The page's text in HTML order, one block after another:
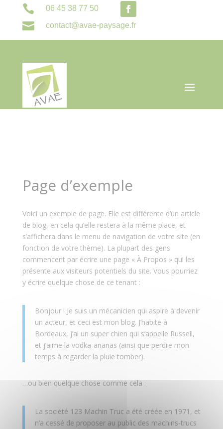
 06 45 38 77 50
 contact@avae-paysage.fr
Page d’exemple
Voici un exemple de page. Elle est différente d’un article
de blog, en cela qu’elle restera à la même place, et
s’affichera dans le menu de navigation de votre site (en
fonction de votre thème). La plupart des gens
commencent par écrire une page « À Propos » qui les
présente aux visiteurs potentiels du site. Vous pourriez
y écrire quelque chose de ce tenant :
Bonjour ! Je suis un mécanicien qui aspire à devenir
un acteur, et ceci est mon blog. J’habite à
Bordeaux, j’ai un super chien qui s’appelle Russell,
et j’aime la vodka-ananas (ainsi que perdre mon
temps à regarder la pluie tomber).
…ou bien quelque chose comme cela :
La société 123 Machin Truc a été créée en 1971, et
n’a cessé de proposer au public des machins-trucs